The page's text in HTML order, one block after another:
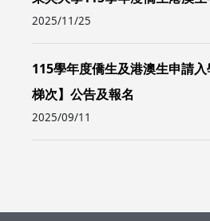
2025/11/25
115學年度僑生及港澳生申請
梯次】公告及報名
2025/09/11